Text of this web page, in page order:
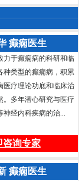
癫痫医生
力于癫痫病的科研和临
种类型的癫痫病，积累
医疗理论功底和临床治
。多年潜心研究与医疗
神经内科疾病的治...
咨询专家
癫痫医生